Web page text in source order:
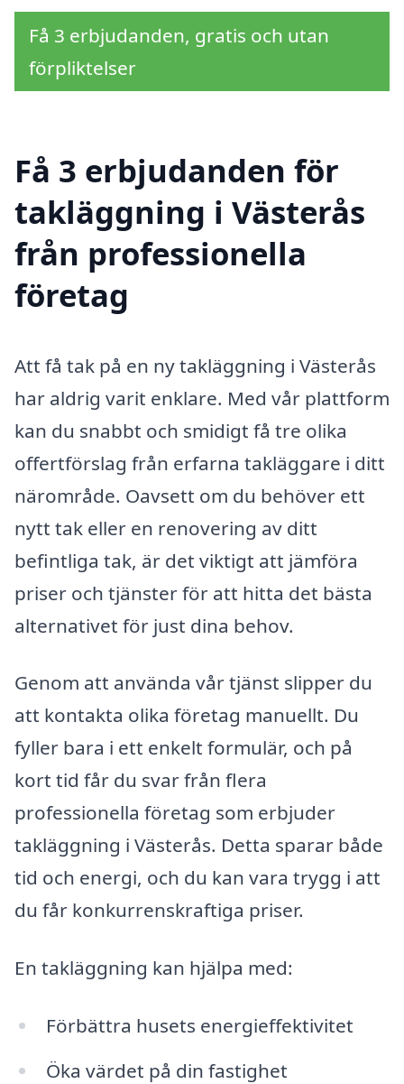
Få 3 erbjudanden, gratis och utan
förpliktelser
Få 3 erbjudanden för
takläggning i Västerås
från professionella
företag
Att få tak på en ny takläggning i Västerås
har aldrig varit enklare. Med vår plattform
kan du snabbt och smidigt få tre olika
offertförslag från erfarna takläggare i ditt
närområde. Oavsett om du behöver ett
nytt tak eller en renovering av ditt
befintliga tak, är det viktigt att jämföra
priser och tjänster för att hitta det bästa
alternativet för just dina behov.
Genom att använda vår tjänst slipper du
att kontakta olika företag manuellt. Du
fyller bara i ett enkelt formulär, och på
kort tid får du svar från flera
professionella företag som erbjuder
takläggning i Västerås. Detta sparar både
tid och energi, och du kan vara trygg i att
du får konkurrenskraftiga priser.
En takläggning kan hjälpa med:
Förbättra husets energieffektivitet
Öka värdet på din fastighet